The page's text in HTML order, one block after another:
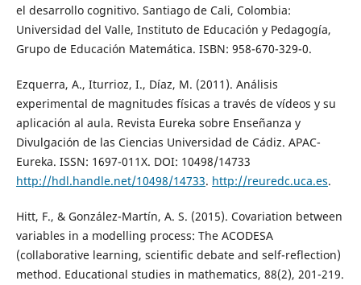
el desarrollo cognitivo. Santiago de Cali, Colombia:
Universidad del Valle, Instituto de Educación y Pedagogía,
Grupo de Educación Matemática. ISBN: 958-670-329-0.
Ezquerra, A., Iturrioz, I., Díaz, M. (2011). Análisis
experimental de magnitudes físicas a través de vídeos y su
aplicación al aula. Revista Eureka sobre Enseñanza y
Divulgación de las Ciencias Universidad de Cádiz. APAC-
Eureka. ISSN: 1697-011X. DOI: 10498/14733
http://hdl.handle.net/10498/14733. http://reuredc.uca.es.
Hitt, F., & González-Martín, A. S. (2015). Covariation between
variables in a modelling process: The ACODESA
(collaborative learning, scientific debate and self-reflection)
method. Educational studies in mathematics, 88(2), 201-219.